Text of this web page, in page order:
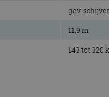
gev.
11,9 m
143 tot 320